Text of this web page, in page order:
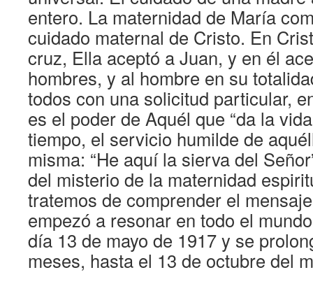
entero. La maternidad de María
cuidado maternal de Cristo. En
cruz, Ella aceptó a Juan, y en él
hombres, y al hombre en su
todos con una solicitud particular,
es el poder de Aquél que “da la
tiempo, el servicio humilde de
misma: “He aquí la sierva del
del misterio de la maternidad
tratemos de comprender el
empezó a resonar en todo el
día 13 de mayo de 1917 y se
meses, hasta el 13 de octubre del